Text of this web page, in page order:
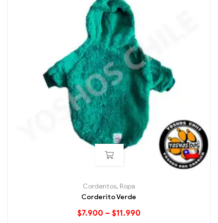
Corderitos, Ropa
Corderito Verde
$7.900 – $11.990